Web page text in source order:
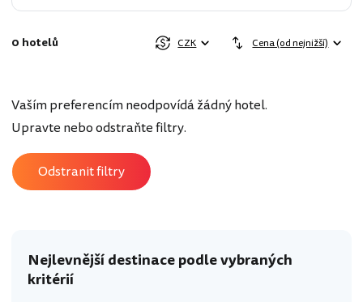
0 hotelů CZK Cena (od nejnižší)
Vaším preferencím neodpovídá žádný hotel.
Upravte nebo odstraňte filtry.
Odstranit filtry
Nejlevnější destinace podle vybraných
kritérií